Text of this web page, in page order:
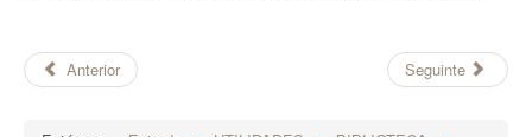
Anterior Seguinte